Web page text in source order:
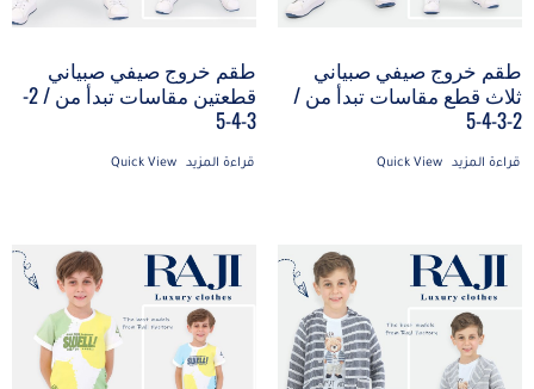
طقم خروج صيفي صبياني
ثلاث قطع مقاسات تبدأ من /
2-3-4-5
قراءة المزيد Quick View
طقم خروج صيفي صبياني
قطعتين مقاسات تبدأ من / 2-
3-4-5
قراءة المزيد Quick View